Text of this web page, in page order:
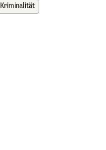
Kriminalität